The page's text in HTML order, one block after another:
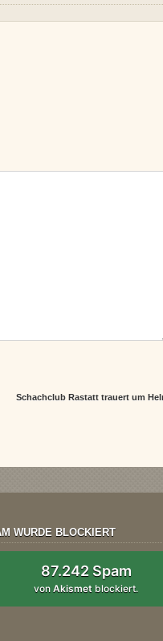
Schachclub Rastatt trauert um
WURDE BLOCKIERT
87.242 Spam
vonAkismet blockiert.